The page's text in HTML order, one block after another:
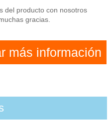
del producto con nosotros
gracias.
más información